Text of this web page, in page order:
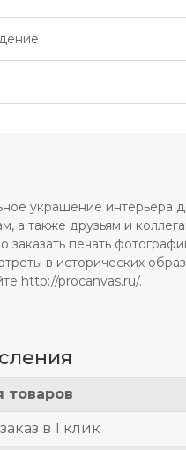
украшение
а также друзьям и
печать
в исторических
http://procanvas.ru/.
товаров
в 1 клик